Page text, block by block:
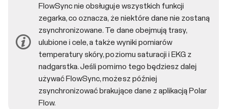
FlowSync nie obsługuje wszystkich funkcji
zegarka, co oznacza, że niektóre dane nie zostaną
zsynchronizowane. Te dane obejmują trasy,
ulubione i cele, a także wyniki pomiarów
temperatury skóry, poziomu saturacji i EKG z
nadgarstka. Jeśli pomimo tego będziesz dalej
używać FlowSync, możesz później
zsynchronizować brakujące dane z aplikacją Polar
Flow.